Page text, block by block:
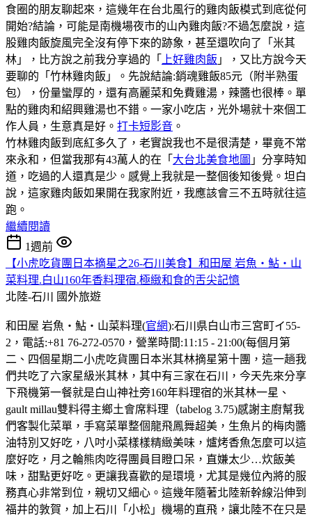
食圈的朋友聊起來，這幾年在台北風行的雞肉飯模式到底從何
開始?結論，可能是南機場夜市的山內雞肉飯?不過怎麼說，這
股雞肉飯旋風完全沒有停下來的跡象，甚至還吹向了「米其
林」，比方說之前我分享過的「
上好雞肉飯 」，又比方說今天
要聊的「竹林雞肉飯」。先說結論:銷魂雞飯85元（附半熟蛋
包），份量蠻厚的，還有高麗菜和免費雞湯，辣醬也很棒。單
點的雞肉和紹興雞湯也不錯。一家小吃店，光外場就十來個工
作人員，生意真是好。 打卡短影音 。
竹林雞肉飯到底紅多久了，老實說我也不是很清楚，畢竟不常
來永和，但當我那有43萬人的在「 大台北美食地圖 」分享時知
道，吃過的人還真是少。感覺上我就是一整個後知後覺。坦白
說，這家雞肉飯如果開在我家附近，我應該會三不五時就往這
跑。
繼續閱讀
1週前
【小虎吃貨團日本摘星之26-石川美食】和田屋 岩魚・鮎・山
菜料理.白山160年香料理宿.極緻和食的舌尖記憶
北陸-石川
國外旅遊
和田屋 岩魚・鮎・山菜料理(官網):石川県白山市三宮町イ55-
2，電話:+81 76-272-0570，營業時間:11:15 - 21:00(每個月第
二、四個星期二小虎吃貨團日本米其林摘星第十團，這一趟我
們共吃了六家星級米其林，其中有三家在石川，今天先來分享
下飛機第一餐就是白山神社旁160年料理宿的米其林一星、
gault millau雙料得主鄉土會席料理（tabelog 3.75)感謝主廚幫我
們客製化菜單，手寫菜單整個龍飛鳳舞超美，生魚片的梅肉醬
油特別又好吃，八吋小菜樣樣精緻美味，爐烤香魚怎麼可以這
麼好吃，月之輪熊肉吃得團員目瞪口呆，直嫌太少…炊飯美
味，甜點更好吃。更讓我喜歡的是環境，尤其是幾位內將的服
務真心非常到位，親切又細心。這幾年隨著北陸新幹線沿伸到
福井的敦賀，加上石川「小松」機場的直飛，讓北陸不在只是